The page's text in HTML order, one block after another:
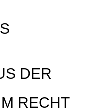
DER
RECHT